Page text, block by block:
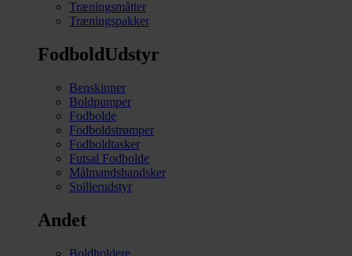
Træningsmåtter
Træningspakker
FodboldUdstyr
Benskinner
Boldpumper
Fodbolde
Fodboldstrømper
Fodboldtasker
Futsal Fodbolde
Målmandshandsker
Spillerudstyr
Andet
Boldholdere